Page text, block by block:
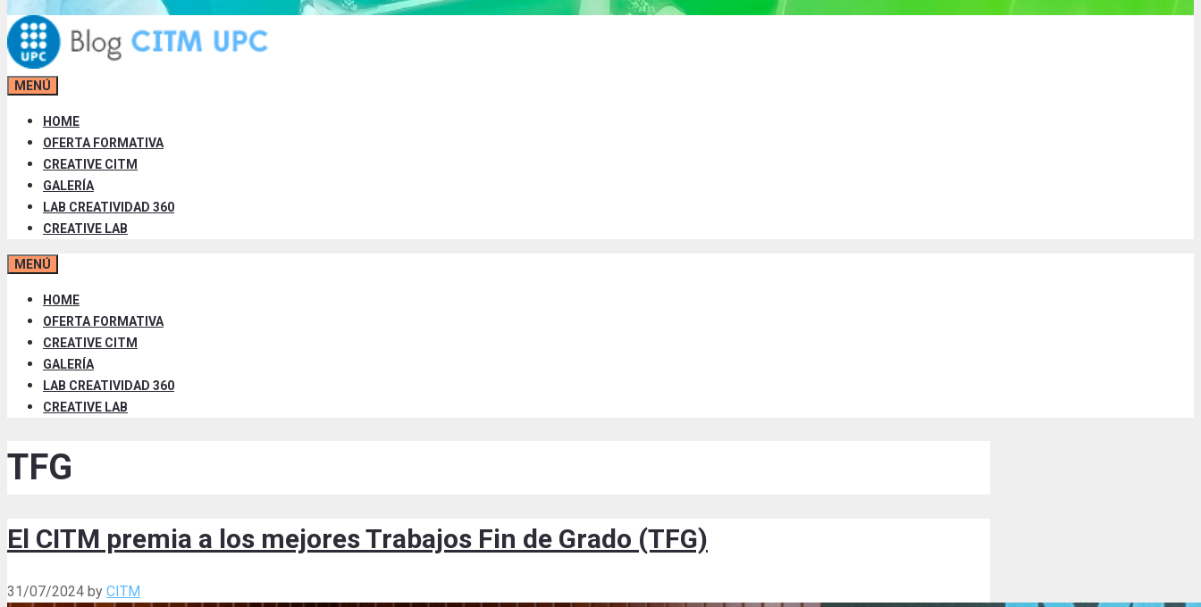
MENÚ
HOME
OFERTA FORMATIVA
CREATIVE CITM
GALERÍA
LAB CREATIVIDAD 360
CREATIVE LAB
MENÚ
HOME
OFERTA FORMATIVA
CREATIVE CITM
GALERÍA
LAB CREATIVIDAD 360
CREATIVE LAB
TFG
El CITM premia a los mejores Trabajos Fin de Grado (TFG)
31/07/2024 by CITM